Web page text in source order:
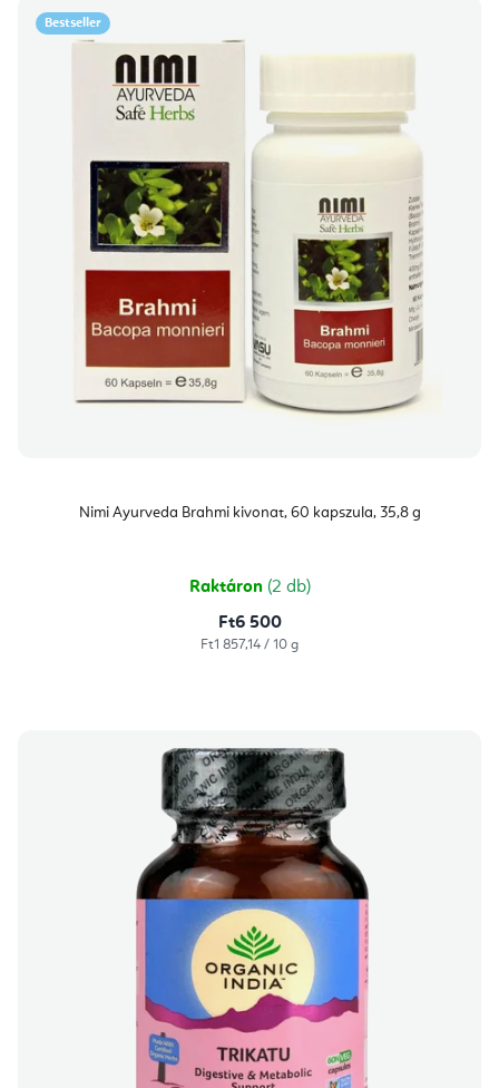
Bestseller
Nimi Ayurveda Brahmi kivonat, 60 kapszula, 35,8 g
Raktáron (2 db)
Ft6 500
Egységár:
Ft1 857,14 / 10 g